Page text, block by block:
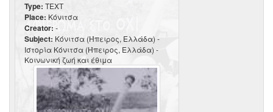
Type: TEXT
Place: Κόνιτσα
Creator: -
Subject: Κόνιτσα (Ήπειρος, Ελλάδα) -
Ιστορία Κόνιτσα (Ήπειρος, Ελλάδα) -
Κοινωνική ζωή και έθιμα